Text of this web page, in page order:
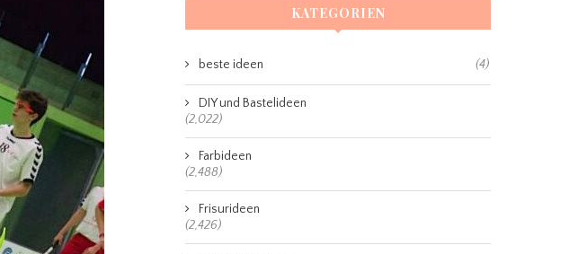
KATEGORIEN
beste ideen (4)
DIY und Bastelideen
(2,022)
Farbideen
(2,488)
Frisurideen
(2,426)